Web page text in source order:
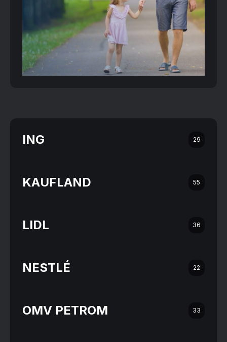
ING 29
KAUFLAND 55
LIDL 36
NESTLÉ 22
OMV PETROM 33